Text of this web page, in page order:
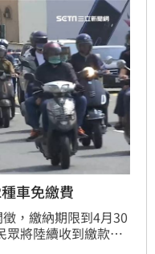
車免繳費
，繳納期限到4月30
眾將陸續收到繳款